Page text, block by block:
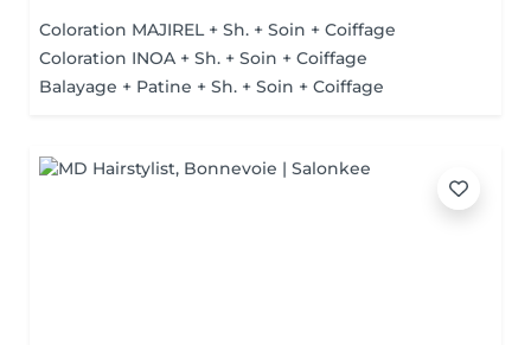
Coloration MAJIREL + Sh. + Soin + Coiffage
Coloration INOA + Sh. + Soin + Coiffage
Balayage + Patine + Sh. + Soin + Coiffage